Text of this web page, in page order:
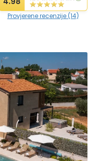
Provjerene recenzije (14)